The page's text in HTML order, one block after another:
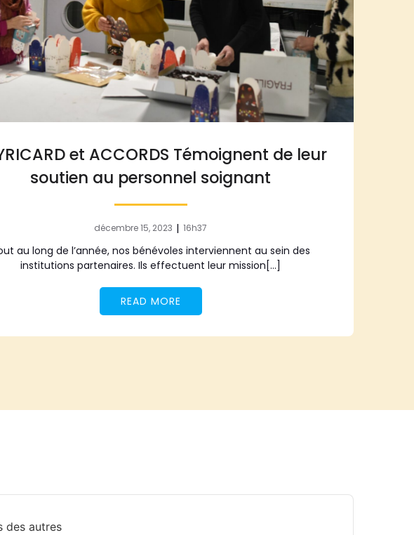
et ACCORDS Témoignent de leur
soutien au personnel soignant
décembre 15, 2023 | 16h37
au long de l’année, nos bénévoles interviennent au sein des
institutions partenaires. Ils effectuent leur mission[…]
READ MORE
des autres